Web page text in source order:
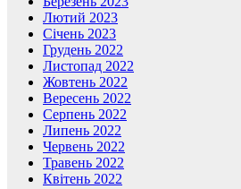
Лютий 2023
Січень 2023
Грудень 2022
Листопад 2022
Жовтень 2022
Вересень 2022
Серпень 2022
Липень 2022
Червень 2022
Травень 2022
Квітень 2022